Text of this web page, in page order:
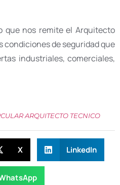
que nos remite el Arquitecto
condiciones de seguridad que
industriales, comerciales,
ARQUITECTO TECNICO
X LinkedIn